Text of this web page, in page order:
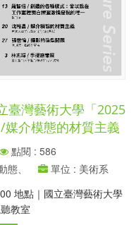
臺灣藝術大學「2025
介模態的材質主義
點閱 : 586
、
單位 : 美術系
地點｜國立臺灣藝術大學
教室